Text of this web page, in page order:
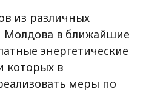
из различных
Молдова в ближайшие
энергетические
которых в
меры по